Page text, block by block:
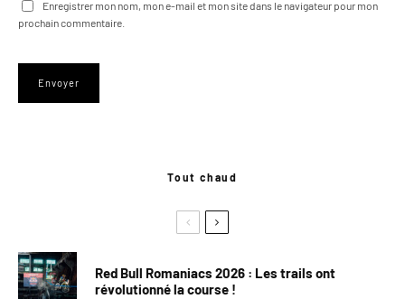
Enregistrer mon nom, mon e-mail et mon site dans le navigateur pour mon
prochain commentaire.
Tout chaud
Red Bull Romaniacs 2026 : Les trails ont
révolutionné la course !